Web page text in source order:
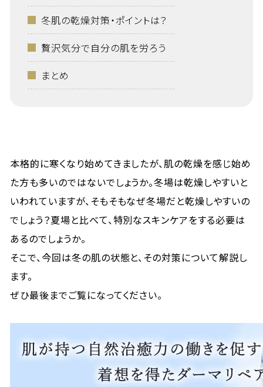
冬肌の乾燥対策・ポイントは？
贅沢気分で自分の肌を労ろう
まとめ
本格的に寒くなり始めてきましたが、肌の乾燥を感じ始め
た方も多いのではないでしょうか。冬場は乾燥しやすいと
いわれていますが、そもそもなぜ冬場だと乾燥しやすいの
でしょう？夏場と比べて、特別なスキンケアをする必要は
あるのでしょうか。
そこで、今回は冬の肌の状態と、その対策について解説し
ます。
ぜひ最後までご覧になってください。